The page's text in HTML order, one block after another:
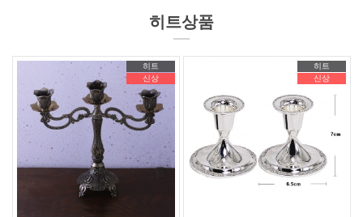
히트상품
히트
신상
히트
신상